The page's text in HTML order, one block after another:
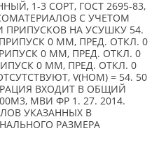
1-3 СОРТ, ГОСТ 2695-83,
С УЧЕТОМ
НА УСУШКУ 54.
0 ММ, ПРЕД. ОТКЛ. 0
0 ММ, ПРЕД. ОТКЛ. 0
0 ММ, ПРЕД. ОТКЛ. 0
V(НОМ) = 54. 50
ВХОДИТ В ОБЩИЙ
МВИ ФР 1. 27. 2014.
УКАЗАННЫХ В
РАЗМЕРА